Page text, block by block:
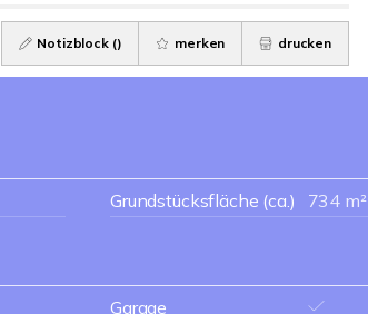
Notizblock () merken drucken
Grundstücksfläche (ca.) 734 m²
Garage